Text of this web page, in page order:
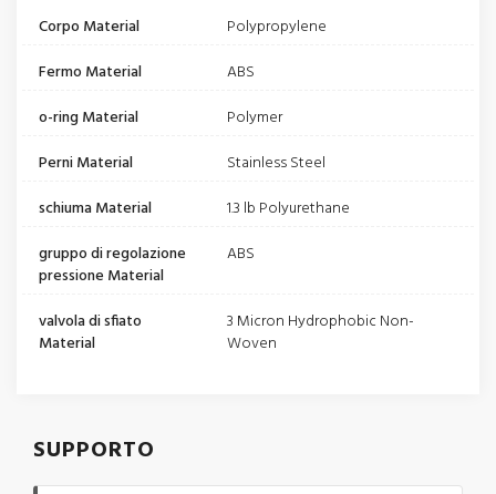
Corpo Material
Polypropylene
Fermo Material
ABS
o-ring Material
Polymer
Perni Material
Stainless Steel
schiuma Material
1.3 lb Polyurethane
gruppo di regolazione
pressione Material
ABS
valvola di sfiato
Material
3 Micron Hydrophobic Non-
Woven
SUPPORTO